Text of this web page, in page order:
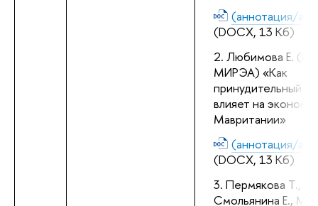
(аннотация/
(DOCX, 13 Кб)
Любимова Е.
МИРЭА) «Как
принудительный
влияет на
Мавритании»
(аннотация/
(DOCX, 13 Кб)
Пермякова Т.,
Смольянина Е.,